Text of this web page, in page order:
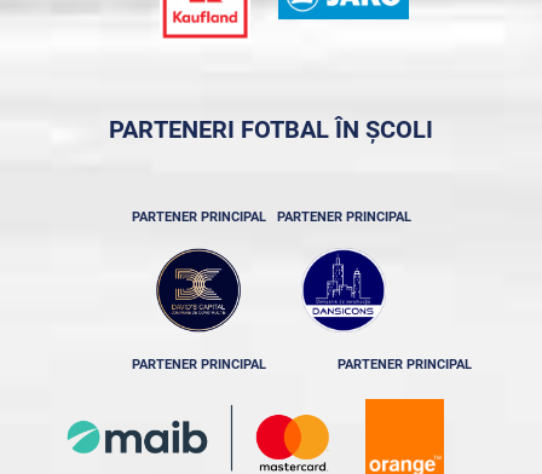
PARTENERI FOTBAL ÎN ȘCOLI
PARTENER PRINCIPAL PARTENER PRINCIPAL
PARTENER PRINCIPAL PARTENER PRINCIPAL